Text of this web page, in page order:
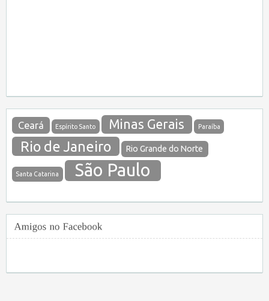
Ceará Espírito Santo Minas Gerais Paraíba
Rio de Janeiro Rio Grande do Norte
Santa Catarina São Paulo